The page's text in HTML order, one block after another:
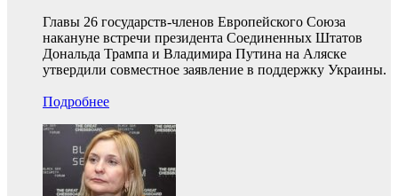
Главы 26 государств-членов Европейского Союза
накануне встречи президента Соединенных Штатов
Дональда Трампа и Владимира Путина на Аляске
утвердили совместное заявление в поддержку Украины.
Подробнее